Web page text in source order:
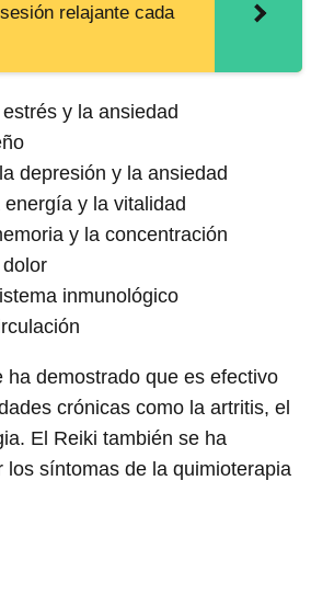
relajante cada
y la ansiedad
depresión y la ansiedad
y la vitalidad
y la concentración
inmunológico
ha demostrado que es efectivo
crónicas como la artritis, el
El Reiki también se ha
los síntomas de la quimioterapia